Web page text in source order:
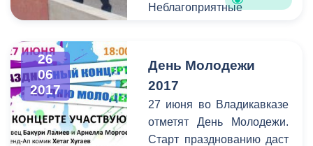
обсуждению.
обратил на работу по
сбору арендной платы за
землю.
Неблагоприятные
времени не позволяли
замены дорожного
полотна.
26
06
2017
День Молодежи
2017
27 июня во Владикавказе
отметят День Молодежи.
Старт празднованию даст